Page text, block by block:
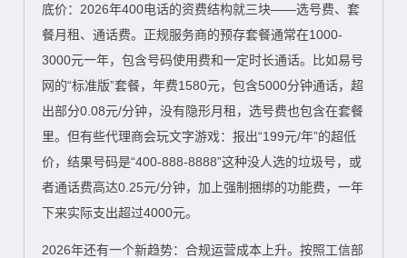
底价：2026年400电话的资费结构就三块——选号费、套
餐月租、通话费。正规服务商的预存套餐通常在1000-
3000元一年，包含号码使用费和一定时长通话。比如易号
网的“标准版”套餐，年费1580元，包含5000分钟通话，超
出部分0.08元/分钟，没有隐形月租，选号费也包含在套餐
里。但有些代理商会玩文字游戏：报出“199元/年”的超低
价，结果号码是“400-888-8888”这种没人选的垃圾号，或
者通话费高达0.25元/分钟，加上强制捆绑的功能费，一年
下来实际支出超过4000元。
2026年还有一个新趋势：合规运营成本上升。按照工信部